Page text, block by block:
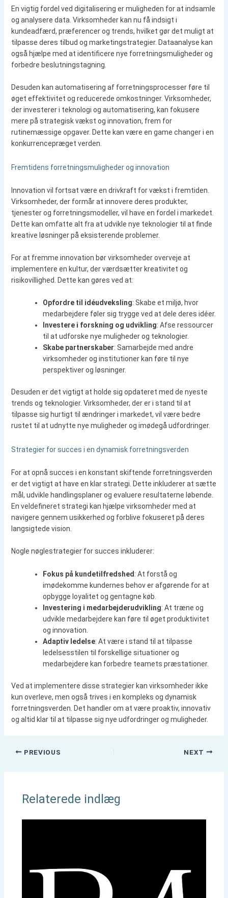
En vigtig fordel ved digitalisering er muligheden for at indsamle
og analysere data. Virksomheder kan nu få indsigt i
kundeadfærd, præferencer og trends, hvilket gør det muligt at
tilpasse deres tilbud og marketingstrategier. Dataanalyse kan
også hjælpe med at identificere nye forretningsmuligheder og
forbedre beslutningstagning.
Desuden kan automatisering af forretningsprocesser føre til
øget effektivitet og reducerede omkostninger. Virksomheder,
der investerer i teknologi og automatisering, kan fokusere
mere på strategisk vækst og innovation, frem for
rutinemæssige opgaver. Dette kan være en game changer i en
konkurrencepræget verden.
Fremtidens forretningsmuligheder og innovation
Innovation vil fortsat være en drivkraft for vækst i fremtiden.
Virksomheder, der formår at innovere deres produkter,
tjenester og forretningsmodeller, vil have en fordel i markedet.
Dette kan omfatte alt fra at udvikle nye teknologier til at finde
kreative løsninger på eksisterende problemer.
For at fremme innovation bør virksomheder overveje at
implementere en kultur, der værdsætter kreativitet og
risikovillighed. Dette kan gøres ved at:
Opfordre til idéudveksling: Skabe et miljø, hvor
medarbejdere føler sig trygge ved at dele deres idéer.
Investere i forskning og udvikling: Afse ressourcer
til at udforske nye muligheder og teknologier.
Skabe partnerskaber: Samarbejde med andre
virksomheder og institutioner kan føre til nye
perspektiver og løsninger.
Desuden er det vigtigt at holde sig opdateret med de nyeste
trends og teknologier. Virksomheder, der er i stand til at
tilpasse sig hurtigt til ændringer i markedet, vil være bedre
rustet til at udnytte nye muligheder og imødegå udfordringer.
Strategier for succes i en dynamisk forretningsverden
For at opnå succes i en konstant skiftende forretningsverden
er det vigtigt at have en klar strategi. Dette inkluderer at sætte
mål, udvikle handlingsplaner og evaluere resultaterne løbende.
En veldefineret strategi kan hjælpe virksomheder med at
navigere gennem usikkerhed og forblive fokuseret på deres
langsigtede vision.
Nogle nøglestrategier for succes inkluderer:
Fokus på kundetilfredshed : At forstå og
imødekomme kundernes behov er afgørende for at
opbygge loyalitet og gentagne køb.
Investering i medarbejderudvikling: At træne og
udvikle medarbejdere kan føre til øget produktivitet
og innovation.
Adaptiv ledelse: At være i stand til at tilpasse
ledelsesstilen til forskellige situationer og
medarbejdere kan forbedre teamets præstationer.
Ved at implementere disse strategier kan virksomheder ikke
kun overleve, men også trives i en kompleks og dynamisk
forretningsverden. Det handler om at være proaktiv, innovativ
og altid klar til at tilpasse sig nye udfordringer og muligheder.
PREVIOUS NEXT
Relaterede indlæg